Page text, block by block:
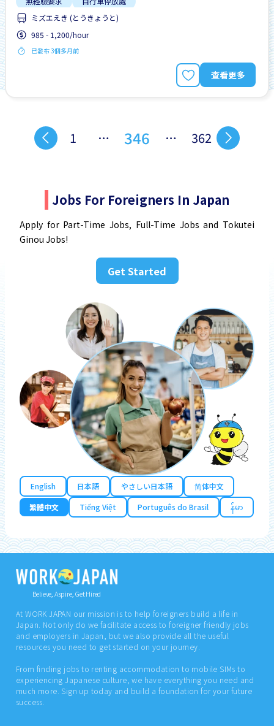
ミズエえき (とうきょうと)
985 - 1,200/hour
已發布 3個多月前
查看更多
1 … 346 … 362
Jobs For Foreigners In Japan
Apply for Part-Time Jobs, Full-Time Jobs and Tokutei
Ginou Jobs!
Get Started
English 日本語 やさしい日本語
简体中文
繁體中文
Tiếng Việt Português do Brasil န်မာ
Believe, Aspire, Get Hired
At WORK JAPAN our mission is to help foreigners build a life in
Japan. Not only do we facilitate access to foreigner friendly jobs
and employers in Japan, but we also provide all the useful
resources you need to get started on your journey.
From finding jobs to renting accommodation to mobile SIMs to
experiencing Japanese culture, we have everything you need and
much more. Sign up today and build a foundation for your future
success.